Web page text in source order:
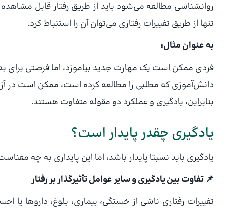
روانشناسی مطالعه می‌شود باید از طریق رفتار قابل
تنها از طریق تغییرات رفتاری می‌توان آن را استنباط کرد.
به عنوان مثال:
فردی ممکن است یک مهارت جدید بیاموزد، اما فرصتی برای
دانش‌آموزی که مطلبی را مطالعه کرده است، ممکن است در
بنابراین، یادگیری و عملکرد دو مقوله متفاوت هستند.
یادگیری چقدر پایدار است؟
یادگیری باید نسبتا پایدار باشد، اما این پایداری به چه
📌 تفاوت بین یادگیری و سایر عوامل تأثیرگذار بر رفتار
تغییرات رفتاری ناشی از خستگی، بیماری، بلوغ، داروها یا